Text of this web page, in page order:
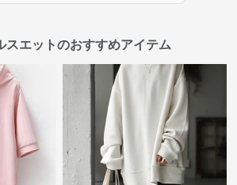
スエットのおすすめアイテム